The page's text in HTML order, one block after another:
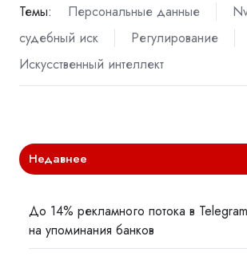
Темы: Персональные данные
судебный иск
Регулирование
Искусственный интеллект
Недавнее
До 14% рекламного потока в
на упоминания банков